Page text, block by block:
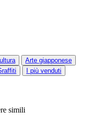
Arte giapponese
I più venduti
simili